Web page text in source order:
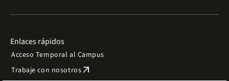
Enlaces rápidos
Acceso Temporal al Campus
Trabaje con nosotrosarrow_outward